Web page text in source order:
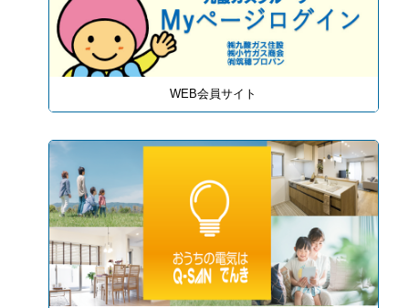
WEB会員サイト